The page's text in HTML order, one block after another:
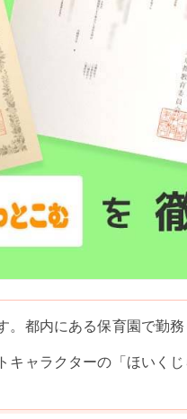
。都内にある保育園で勤務
キャラクターの「ほいく